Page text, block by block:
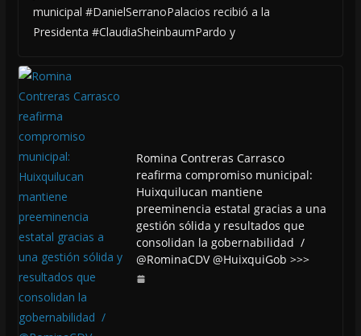
municipal #DanielSerranoPalacios recibió a la
Presidenta #ClaudiaSheinbaumPardo y
Romina Contreras Carrasco
reafirma compromiso municipal:
Huixquilucan mantiene
preeminencia estatal gracias a una
gestión sólida y resultados que
consolidan la gobernabilidad /
@RominaCDV @HuixquiGob >>>